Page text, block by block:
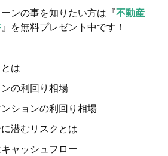
ンの事を知りたい方は『不動産
』を無料プレゼント中です！
は
の利回り相場
ションの利回り相場
潜むリスクとは
ャッシュフロー